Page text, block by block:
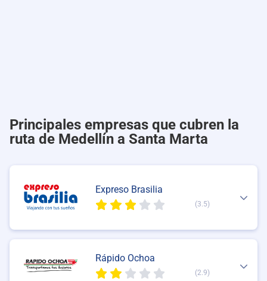
Principales empresas que cubren la
ruta de Medellín a Santa Marta
Expreso Brasilia
(3.5)
Rápido Ochoa
(2.9)